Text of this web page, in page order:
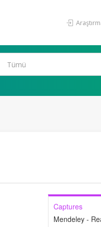
Captures
Mendeley -